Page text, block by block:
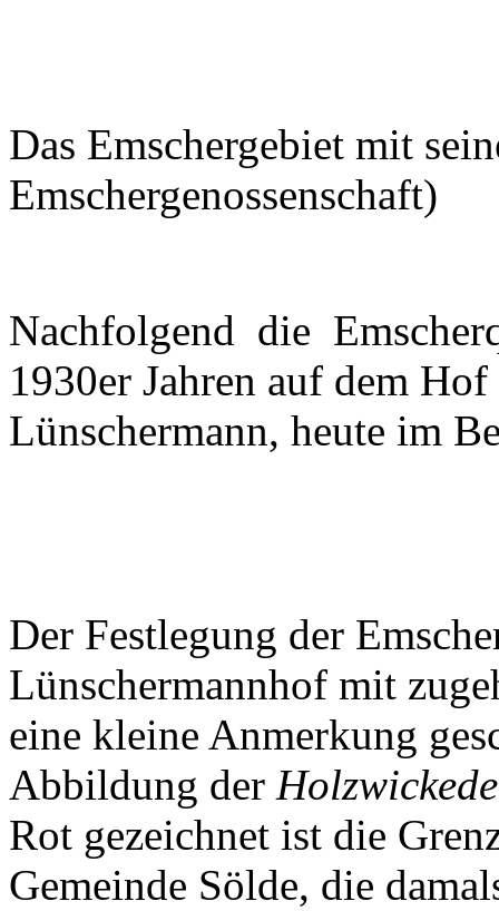
Das Emschergebiet mit
Emschergenossenschaft)
Nachfolgend die
1930er Jahren auf dem
Lünschermann, heute im
Der Festlegung der
Lünschermannhof mit
eine kleine Anmerkung
Abbildung der
Rot gezeichnet ist die
Gemeinde Sölde, die